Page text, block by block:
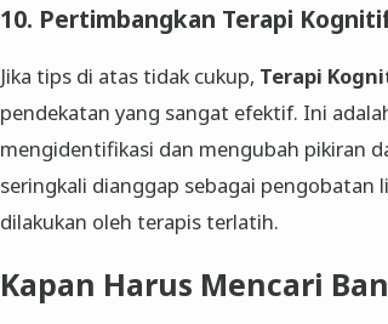
10. Pertimbangkan Terapi
Jika tips di atas tidak cukup, Terapi
pendekatan yang sangat efektif. Ini
mengidentifikasi dan mengubah pikiran
seringkali dianggap sebagai
dilakukan oleh terapis terlatih.
Kapan Harus Mencari